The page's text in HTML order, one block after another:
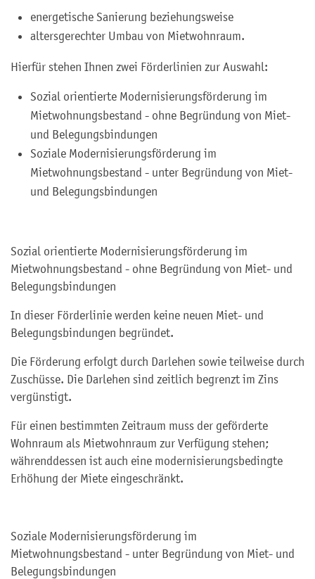
energetische Sanierung beziehungsweise
altersgerechter Umbau von Mietwohnraum.
Hierfür stehen Ihnen zwei Förderlinien zur Auswahl:
Sozial orientierte Modernisierungsförderung im
Mietwohnungsbestand - ohne Begründung von Miet-
und Belegungsbindungen
Soziale Modernisierungsförderung im
Mietwohnungsbestand - unter Begründung von Miet-
und Belegungsbindungen
Sozial orientierte Modernisierungsförderung im
Mietwohnungsbestand - ohne Begründung von Miet- und
Belegungsbindungen
In dieser Förderlinie werden keine neuen Miet- und
Belegungsbindungen begründet.
Die Förderung erfolgt durch Darlehen sowie teilweise durch
Zuschüsse. Die Darlehen sind zeitlich begrenzt im Zins
vergünstigt.
Für einen bestimmten Zeitraum muss der geförderte
Wohnraum als Mietwohnraum zur Verfügung stehen;
währenddessen ist auch eine modernisierungsbedingte
Erhöhung der Miete eingeschränkt.
Soziale Modernisierungsförderung im
Mietwohnungsbestand - unter Begründung von Miet- und
Belegungsbindungen